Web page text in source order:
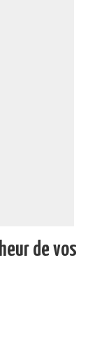
de vos